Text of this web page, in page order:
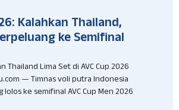
Kalahkan Thailand,
ke Semifinal
Thailand Lima Set di AVC Cup 2026
— Timnas voli putra Indonesia
ke semifinal AVC Cup Men 2026